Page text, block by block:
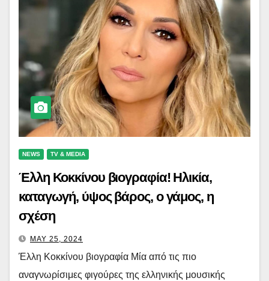
NEWS TV & MEDIA
Έλλη Κοκκίνου βιογραφία! Ηλικία,
καταγωγή, ύψος βάρος, ο γάμος, η
σχέση
MAY 25, 2024
Έλλη Κοκκίνου βιογραφία Μία από τις πιο
αναγνωρίσιμες φιγούρες της ελληνικής μουσικής